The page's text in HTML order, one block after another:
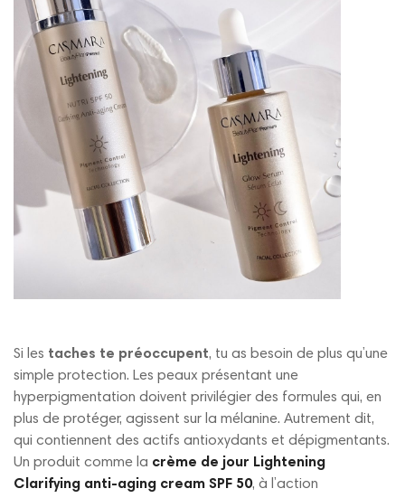
Si les taches te préoccupent, tu as besoin de plus qu’une
simple protection. Les peaux présentant une
hyperpigmentation doivent privilégier des formules qui, en
plus de protéger, agissent sur la mélanine. Autrement dit,
qui contiennent des actifs antioxydants et dépigmentants.
Un produit comme la crème de jour Lightening
Clarifying anti-aging cream SPF 50, à l’action